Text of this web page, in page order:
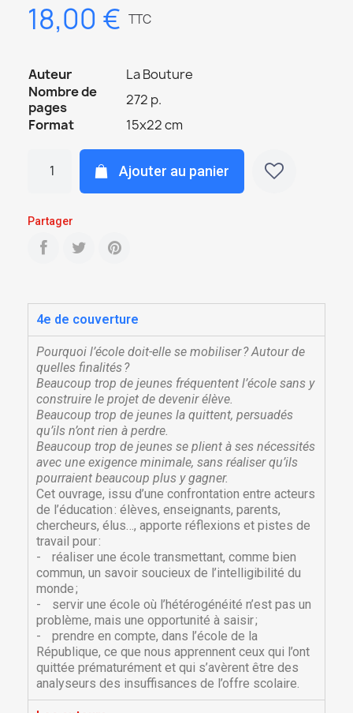
18,00 € TTC
Auteur
La Bouture
Nombre de
pages
272 p.
Format
15x22 cm
Ajouter au panier
Partager
4e de couverture
Pourquoi l’école doit-elle se mobiliser ? Autour de
quelles finalités ?
Beaucoup trop de jeunes fréquentent l’école sans y
construire le projet de devenir élève.
Beaucoup trop de jeunes la quittent, persuadés
qu’ils n’ont rien à perdre.
Beaucoup trop de jeunes se plient à ses nécessités
avec une exigence minimale, sans réaliser qu’ils
pourraient beaucoup plus y gagner.
Cet ouvrage, issu d’une confrontation entre acteurs
de l’éducation : élèves, enseignants, parents,
chercheurs, élus…, apporte réflexions et pistes de
travail pour :
- réaliser une école transmettant, comme bien
commun, un savoir soucieux de l’intelligibilité du
monde ;
- servir une école où l’hétérogénéité n’est pas un
problème, mais une opportunité à saisir ;
- prendre en compte, dans l’école de la
République, ce que nous apprennent ceux qui l’ont
quittée prématurément et qui s’avèrent être des
analyseurs des insuffisances de l’offre scolaire.